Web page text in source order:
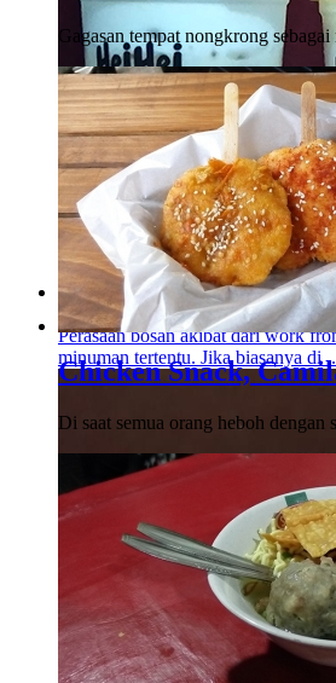
Hei Hei Boba, Jawara
Perasaan bosan akibat dari work
minuman tertentu. Jika biasanya di ..
Gagasan tempat nongkrong
Chicken Snack,
Di saat semua orang heboh dengan